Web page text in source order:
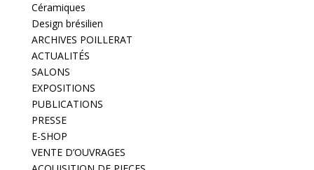
Céramiques
Design brésilien
ARCHIVES POILLERAT
ACTUALITÉS
SALONS
EXPOSITIONS
PUBLICATIONS
PRESSE
E-SHOP
VENTE D’OUVRAGES